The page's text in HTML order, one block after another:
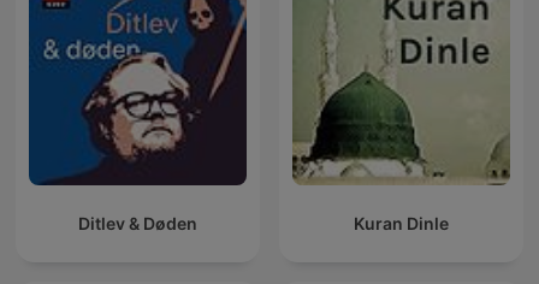
Ditlev & Døden Kuran Dinle